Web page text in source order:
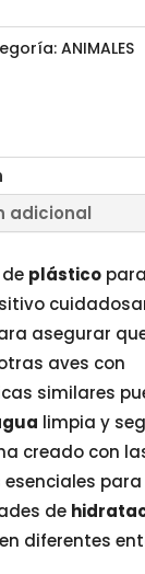
ANIMALES
adicional
plástico
asegurar
aves con
similares
limpia y
creado con
esenciales
de
diferentes